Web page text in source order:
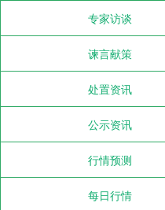
专家访谈
谏言献策
处置资讯
公示资讯
行情预测
每日行情